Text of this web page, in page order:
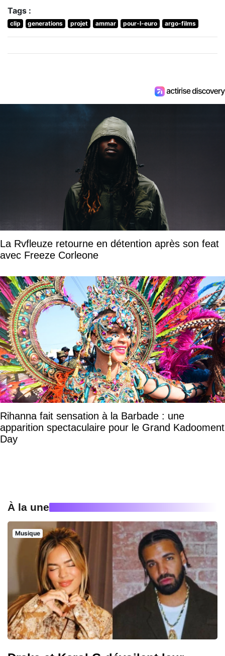
Tags :
clip generations projet ammar pour-l-euro argo-films
La Rvfleuze retourne en détention après son feat
avec Freeze Corleone
Rihanna fait sensation à la Barbade : une
apparition spectaculaire pour le Grand Kadooment
Day
À la une
Musique